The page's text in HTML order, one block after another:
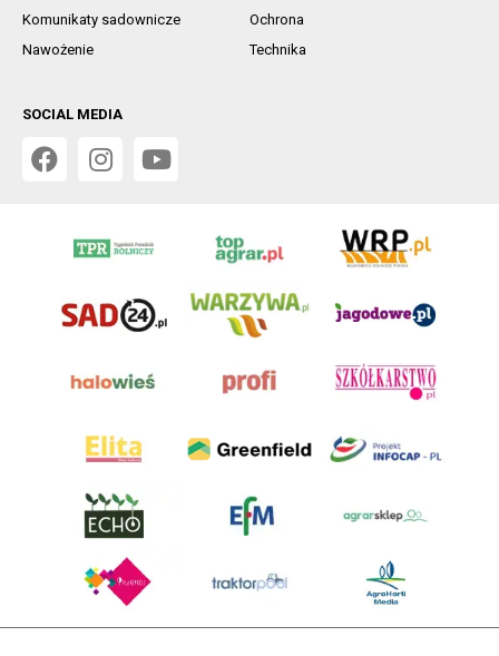
Komunikaty sadownicze
Ochrona
Nawożenie
Technika
SOCIAL MEDIA